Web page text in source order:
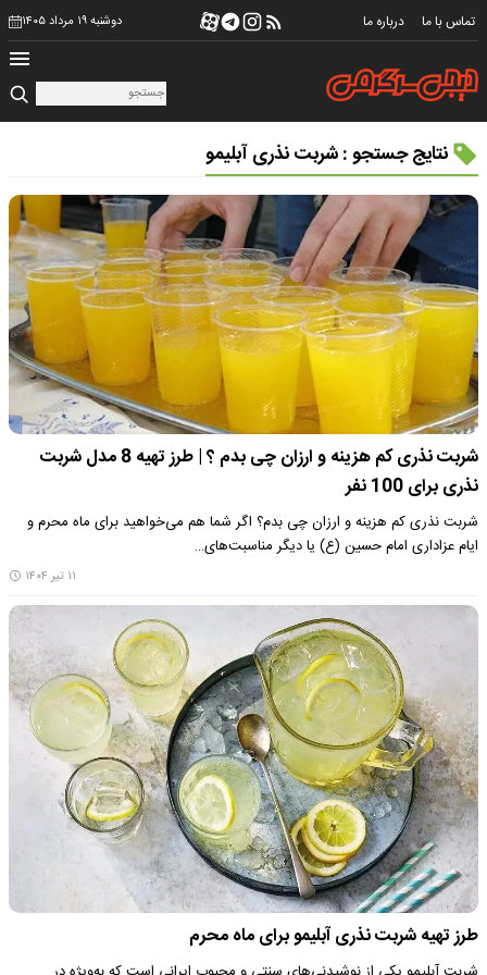
تماس با ما درباره ما دوشنبه ۱۹ مرداد ۱۴۰۵
نتایج جستجو : شربت نذری آبلیمو
شربت نذری کم هزینه و ارزان چی بدم ؟ | طرز تهیه 8 مدل شربت
نذری برای 100 نفر
شربت نذری کم هزینه و ارزان چی بدم؟ اگر شما هم می‌خواهید برای ماه محرم و
ایام عزاداری امام حسین (ع) یا دیگر مناسبت‌های…
۱۱ تیر ۱۴۰۴
طرز تهیه شربت نذری آبلیمو برای ماه محرم